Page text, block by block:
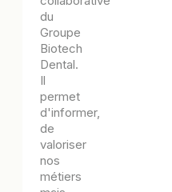
du
Groupe
Biotech
Dental.
Il
permet
d'informer,
de
valoriser
nos
métiers